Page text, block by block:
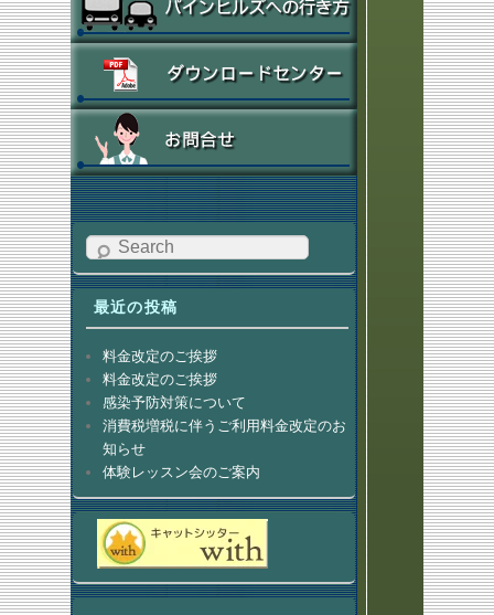
Search
最近の投稿
料金改定のご挨拶
料金改定のご挨拶
感染予防対策について
消費税増税に伴うご利用料金改定のお
知らせ
体験レッスン会のご案内